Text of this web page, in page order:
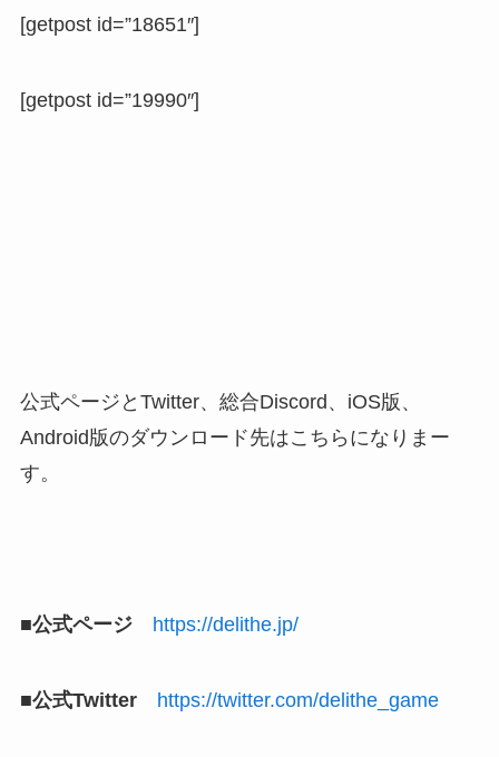
[getpost id=”18651″]
[getpost id=”19990″]
公式ページとTwitter、総合Discord、iOS版、
Android版のダウンロード先はこちらになりまー
す。
■公式ページ https://delithe.jp/
■公式Twitter https://twitter.com/delithe_game